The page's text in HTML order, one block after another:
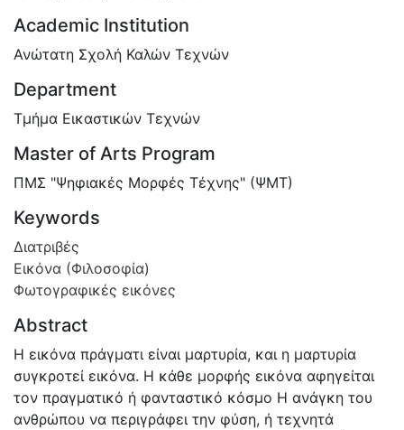
Academic Institution
Ανώτατη Σχολή Καλών Τεχνών
Department
Τμήμα Εικαστικών Τεχνών
Master of Arts Program
ΠΜΣ "Ψηφιακές Μορφές Τέχνης" (ΨΜΤ)
Keywords
Διατριβές
Εικόνα (Φιλοσοφία)
Φωτογραφικές εικόνες
Abstract
Η εικόνα πράγματι είναι μαρτυρία, και η μαρτυρία
συγκροτεί εικόνα. Η κάθε μορφής εικόνα αφηγείται
τον πραγματικό ή φανταστικό κόσμο Η ανάγκη του
ανθρώπου να περιγράφει την φύση, ή τεχνητά